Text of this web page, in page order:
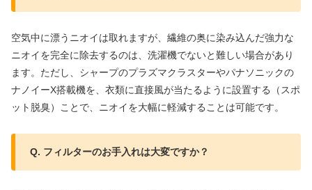
空気中に漂うニオイは取れますが、繊維の奥に染み込んだ強力な
ニオイを完全に除去するのは、洗濯機でないと難しい場合があり
ます。ただし、シャープのプラズマクラスターやパナソニックの
ナノイーX搭載機を、衣類に直接風が当たるように設置する（スポ
ット脱臭）ことで、ニオイを大幅に軽減することは可能です。
Q. フィルターのお手入れは大変ですか？